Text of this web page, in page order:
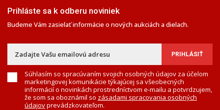
Prihláste sa k odberu noviniek
Budeme Vám zasielať informácie o nových aukciách a dielach.
Súhlasím so spracúvaním svojich osobných údajov za účelom
marketingovej komunikácie týkajúcej sa všeobecných
informácií o novinkách prostredníctvom e-mailu a potvrdzujem,
že som sa oboznámil so zásadami spracovania osobných
údajovprevádzkovateľom.